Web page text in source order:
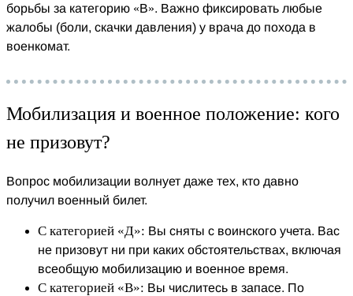
борьбы за категорию «В». Важно фиксировать любые
жалобы (боли, скачки давления) у врача до похода в
военкомат.
Мобилизация и военное положение: кого
не призовут?
Вопрос мобилизации волнует даже тех, кто давно
получил военный билет.
С категорией «Д»: Вы сняты с воинского учета. Вас
не призовут ни при каких обстоятельствах, включая
всеобщую мобилизацию и военное время.
С категорией «В»: Вы числитесь в запасе. По